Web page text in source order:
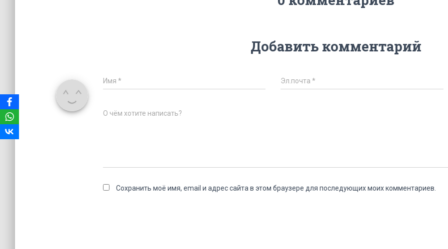
Добавить комментарий
Имя * Эл.почта*
О чём хотите написать?
Сохранить моё имя, email и адрес сайта в этом браузере для последующих моих комментариев.